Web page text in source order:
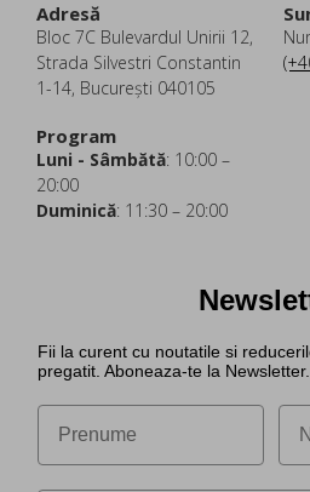
Adresă
Bloc 7C Bulevardul Unirii 12,
Strada Silvestri Constantin
1-14, București 040105
Program
Luni - Sâmbătă: 10:00 –
20:00
Duminică: 11:30 – 20:00
Fii la curent cu noutatile si
pregatit. Aboneaza-te la Newsletter.